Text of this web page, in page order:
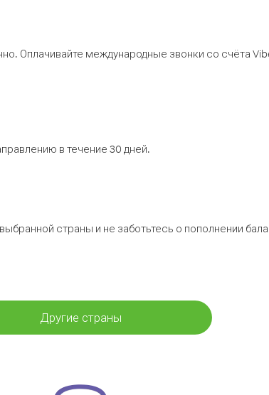
Оплачивайте международные звонки со счёта
в течение 30 дней.
страны и не заботьтесь о пополнении
Другие страны